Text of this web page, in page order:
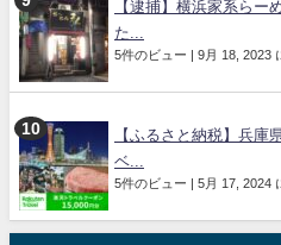
【逮捕】横浜家系らー
た...
5件のビュー | 9月 18, 2023
【ふるさと納税】兵庫
ベ...
5件のビュー | 5月 17, 2024